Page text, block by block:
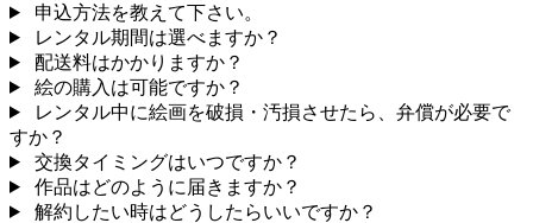
申込方法を教えて下さい。
レンタル期間は選べますか？
配送料はかかりますか？
絵の購入は可能ですか？
レンタル中に絵画を破損・汚損させたら、弁償が必要で
すか？
交換タイミングはいつですか？
作品はどのように届きますか？
解約したい時はどうしたらいいですか？